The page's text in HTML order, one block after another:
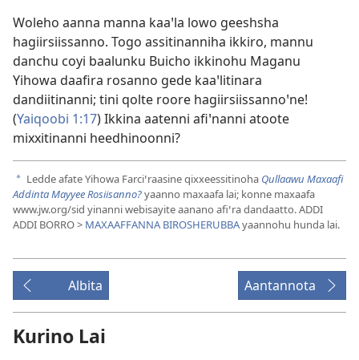
Woleho aanna manna kaaꞌla lowo geeshsha
hagiirsiissanno. Togo assitinanniha ikkiro, mannu
danchu coyi baalunku Buicho ikkinohu Maganu
Yihowa daafira rosanno gede kaaꞌlitinara
dandiitinanni; tini qolte roore hagiirsiissannoꞌne!
(Yaiqoobi 1:17) Ikkina aatenni afiꞌnanni atoote
mixxitinanni heedhinoonni?
a Ledde afate Yihowa Farciꞌraasine qixxeessitinoha Qullaawu Maxaafi
Addinta Mayyee Rosiisanno?yaanno maxaafa lai; konne maxaafa
www.jw.org/sid yinanni webisayite aanano afiꞌra dandaatto. ADDI
ADDI BORRO > MAXAAFFANNA BIROSHERUBBAyaannohu hunda lai.
Albita Aantannota
Kurino Lai